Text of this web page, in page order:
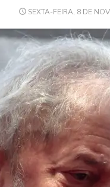
POSTED
SEXTA-FEIRA, 8 DE